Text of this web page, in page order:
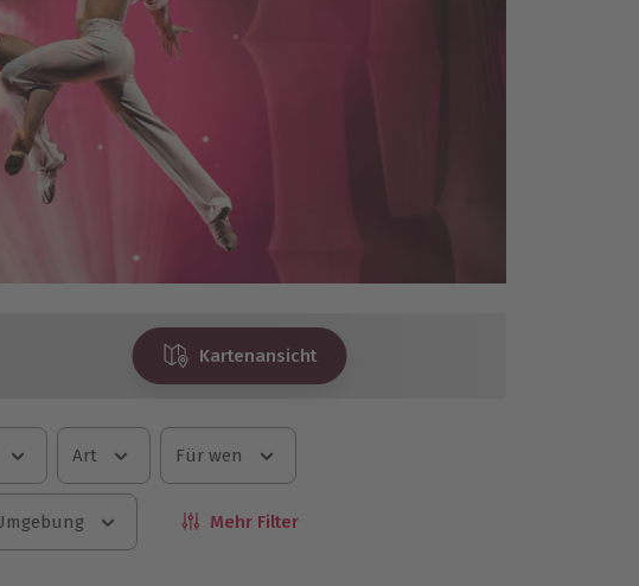
Kartenansicht
Art Für wen
Mehr Filter